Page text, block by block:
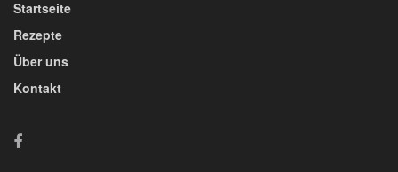
Startseite
Rezepte
Über uns
Kontakt